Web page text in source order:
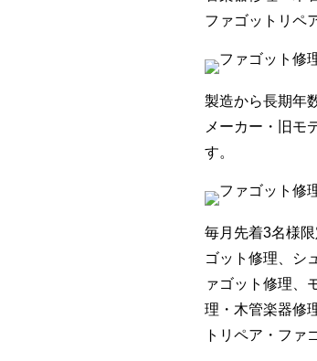
ファゴットリペ
製造から長期年
メーカー・旧モ
す。
毎月先着3名様
ゴット修理、シ
ァゴット修理、
理・木管楽器修
トリペア・ファ